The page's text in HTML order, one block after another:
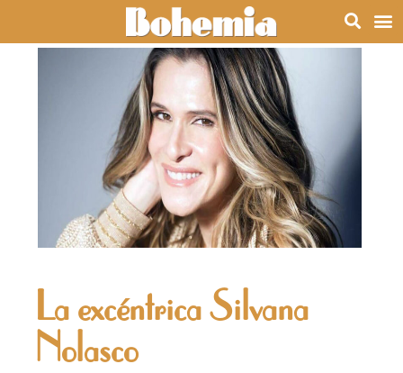
La excéntrica Silvana
Nolasco